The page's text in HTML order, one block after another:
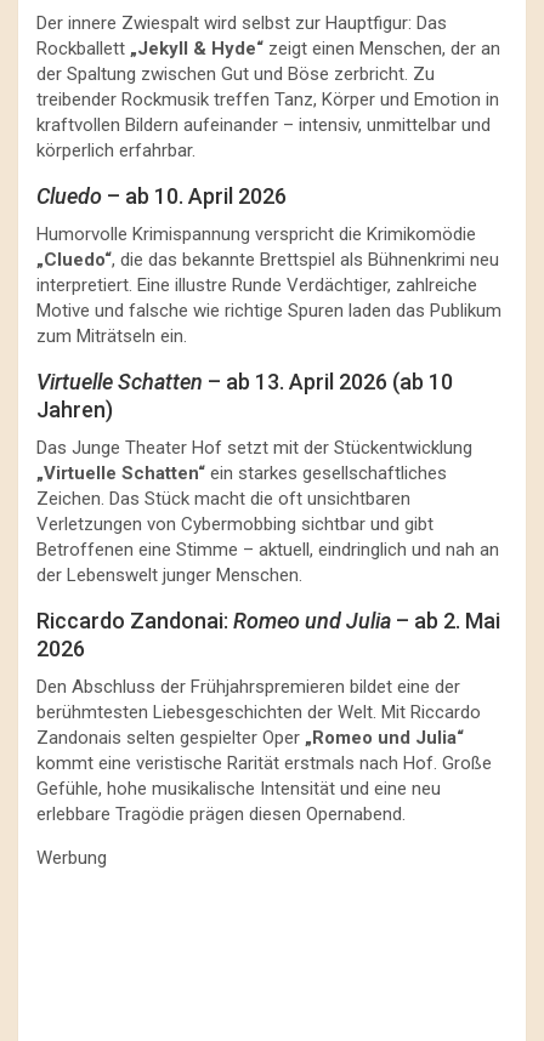
Der innere Zwiespalt wird selbst zur Hauptfigur: Das
Rockballett „Jekyll & Hyde“ zeigt einen Menschen, der an
der Spaltung zwischen Gut und Böse zerbricht. Zu
treibender Rockmusik treffen Tanz, Körper und Emotion in
kraftvollen Bildern aufeinander – intensiv, unmittelbar und
körperlich erfahrbar.
Cluedo – ab 10. April 2026
Humorvolle Krimispannung verspricht die Krimikomödie
„Cluedo“, die das bekannte Brettspiel als Bühnenkrimi neu
interpretiert. Eine illustre Runde Verdächtiger, zahlreiche
Motive und falsche wie richtige Spuren laden das Publikum
zum Miträtseln ein.
Virtuelle Schatten – ab 13. April 2026 (ab 10
Jahren)
Das Junge Theater Hof setzt mit der Stückentwicklung
„Virtuelle Schatten“ ein starkes gesellschaftliches
Zeichen. Das Stück macht die oft unsichtbaren
Verletzungen von Cybermobbing sichtbar und gibt
Betroffenen eine Stimme – aktuell, eindringlich und nah an
der Lebenswelt junger Menschen.
Riccardo Zandonai: Romeo und Julia – ab 2. Mai
2026
Den Abschluss der Frühjahrspremieren bildet eine der
berühmtesten Liebesgeschichten der Welt. Mit Riccardo
Zandonais selten gespielter Oper „Romeo und Julia“
kommt eine veristische Rarität erstmals nach Hof. Große
Gefühle, hohe musikalische Intensität und eine neu
erlebbare Tragödie prägen diesen Opernabend.
Werbung